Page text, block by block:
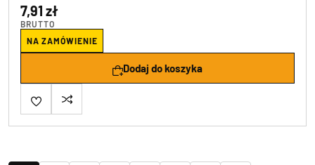
7,91 zł
BRUTTO
NA ZAMÓWIENIE
Dodaj do koszyka